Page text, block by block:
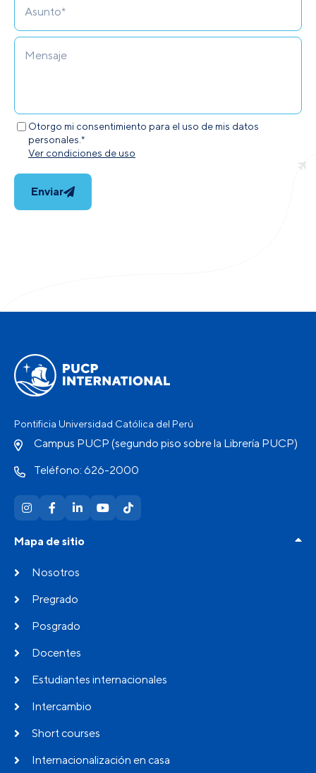
Otorgo mi consentimiento para el uso de mis datos
personales.*
Ver condiciones de uso
Enviar
Pontificia Universidad Católica del Perú
Campus PUCP (segundo piso sobre la Librería PUCP)
Teléfono: 626-2000
Mapa de sitio
Nosotros
Pregrado
Posgrado
Docentes
Estudiantes internacionales
Intercambio
Short courses
Internacionalización en casa